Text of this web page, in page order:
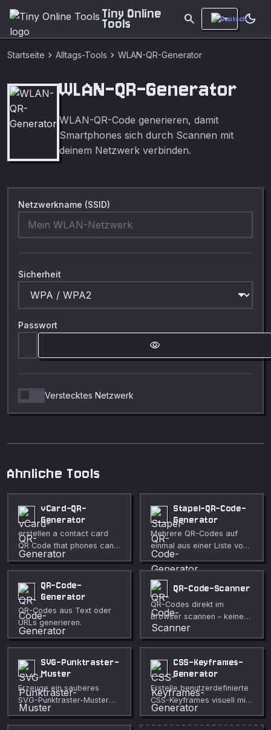
Tiny Online
Tools search dark_mode
Startseite chevron_right Alltags-Tools chevron_right WLAN-QR-Generator
WLAN-QR-Generator
WLAN-QR-Code generieren, damit
Smartphones sich durch Scannen mit
deinem Netzwerk verbinden.
Netzwerkname (SSID)
Sicherheit
Passwort
visibility
Verstecktes Netzwerk
Ahnliche Tools
vCard-QR-
Generator
erstellen a contact card
QR Code that phones can
scannen zu add contacts
directly.
Stapel-QR-Code-
Generator
Mehrere QR-Codes auf
einmal aus einer Liste von
URLs oder Texten
generieren.
QR-Code-
Generator
QR-Codes aus Text oder
URLs generieren.
QR-Code-Scanner
QR-Codes direkt im
Browser scannen – keine
App erforderlich.
SVG-Punktraster-
Muster
Erzeuge ein sauberes
SVG-Punktraster-Muster
mit anpassbarer
Punktgröße, Abstand,
CSS-Keyframes-
Generator
Erstelle benutzerdefinierte
CSS-Keyframes visuell mit
Live-Vorschau und
kopierfertigem Code.